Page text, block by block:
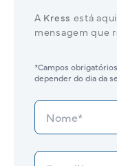
A Kress está
mensagem que
*Campos
depender do dia da